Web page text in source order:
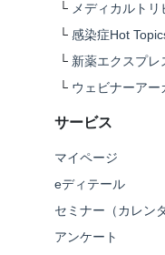
└ メディカルト
└ 感染症Hot
└ 新薬エクスプレ
└ ウェビナーアー
サービス
マイページ
eディテール
セミナー（カレン
アンケート